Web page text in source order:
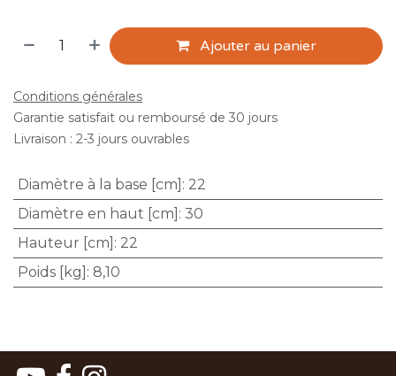
Ajouter au panier
Conditions générales
Garantie satisfait ou remboursé de 30 jours
Livraison : 2-3 jours ouvrables
Diamètre à la base [cm] : 22
Diamètre en haut [cm] : 30
Hauteur [cm] : 22
Poids [kg] : 8,10